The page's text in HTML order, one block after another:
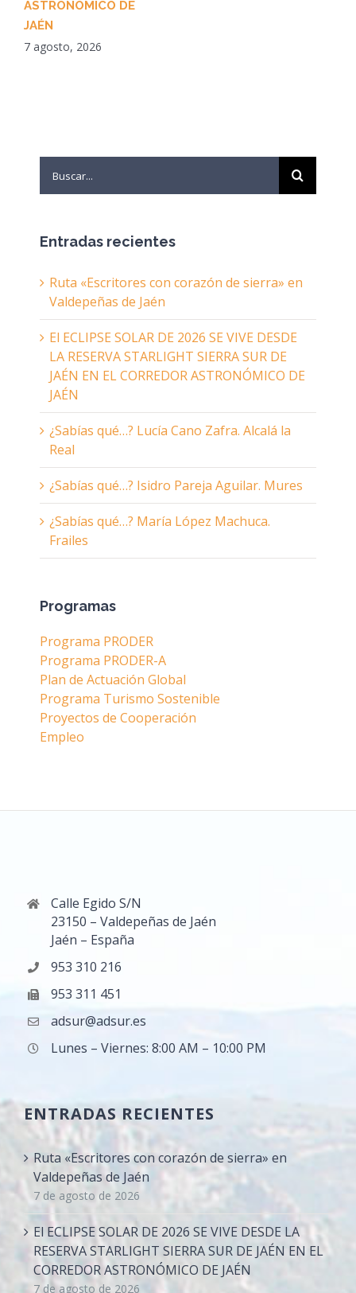
ASTRONÓMICO DE
JAÉN
7 agosto, 2026
for:
Entradas recientes
Ruta «Escritores con corazón de sierra» en
Valdepeñas de Jaén
El ECLIPSE SOLAR DE 2026 SE VIVE DESDE
LA RESERVA STARLIGHT SIERRA SUR DE
JAÉN EN EL CORREDOR ASTRONÓMICO DE
JAÉN
¿Sabías qué…? Lucía Cano Zafra. Alcalá la
Real
¿Sabías qué…? Isidro Pareja Aguilar. Mures
¿Sabías qué…? María López Machuca.
Frailes
Programas
Programa PRODER
Programa PRODER-A
Plan de Actuación Global
Programa Turismo Sostenible
Proyectos de Cooperación
Empleo
Calle Egido S/N
23150 – Valdepeñas de Jaén
Jaén – España
953 310 216
953 311 451
adsur@adsur.es
Lunes – Viernes: 8:00 AM – 10:00 PM
ENTRADAS RECIENTES
Ruta «Escritores con corazón de sierra» en
Valdepeñas de Jaén
7 de agosto de 2026
El ECLIPSE SOLAR DE 2026 SE VIVE DESDE LA
RESERVA STARLIGHT SIERRA SUR DE JAÉN EN EL
CORREDOR ASTRONÓMICO DE JAÉN
7 de agosto de 2026